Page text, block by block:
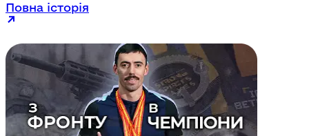
результаті – рядовий Сергій Кошельніков
залишився без ніг. Попри страшне поранення
регулярно займається спортом, має значні
чемпіонські досягнення.
Повна історія